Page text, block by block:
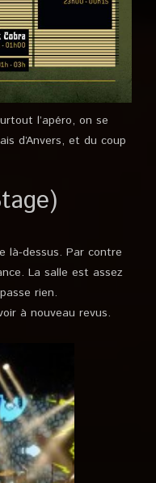
l’apéro, on se
d’Anvers, et du coup
là-dessus. Par contre
La salle est assez
rien.
à nouveau revus.